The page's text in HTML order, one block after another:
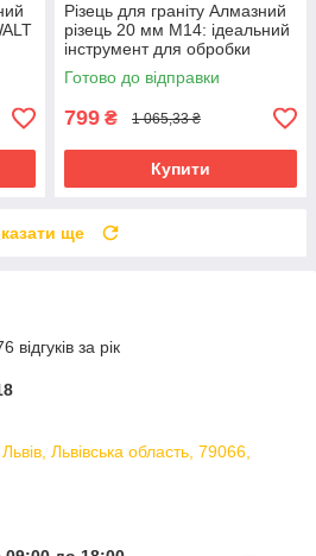
Різець для граніту Алмазний
різець 20 мм М14: ідеальний
інструмент для обробки
кераміки Geko G37520
Готово до відправки
799 ₴ 1 065,33 ₴
Купити
ще
за рік
Львівська область, 79066,